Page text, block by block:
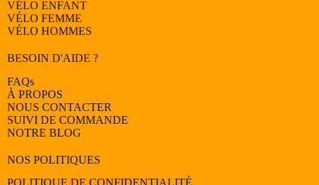
VÉLO ENFANT
VÉLO FEMME
VÉLO HOMMES
BESOIN D'AIDE ?
FAQs
À PROPOS
NOUS CONTACTER
SUIVI DE COMMANDE
NOTRE BLOG
NOS POLITIQUES